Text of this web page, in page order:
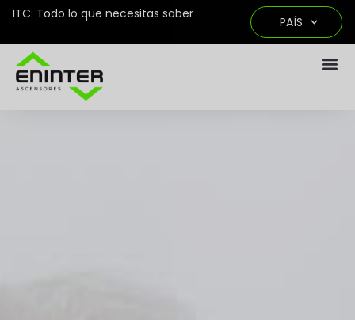
ITC: Todo lo que necesitas saber
PAÍS